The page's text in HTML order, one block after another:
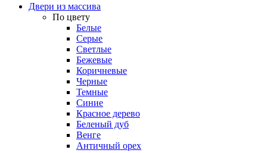
Двери из массива
По цвету
Белые
Серые
Светлые
Бежевые
Коричневые
Черные
Темные
Синие
Красное дерево
Беленый дуб
Венге
Античный орех